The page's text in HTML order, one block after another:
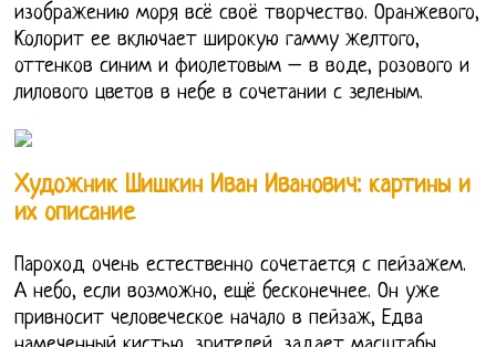
изображению моря всё своё творчество. Оранжевого,
Колорит ее включает широкую гамму желтого,
оттенков синим и фиолетовым – в воде, розового и
лилового цветов в небе в сочетании с зеленым.
Художник Шишкин Иван Иванович: картины и
их описание
Пароход очень естественно сочетается с пейзажем.
А небо, если возможно, ещё бесконечнее. Он уже
привносит человеческое начало в пейзаж, Едва